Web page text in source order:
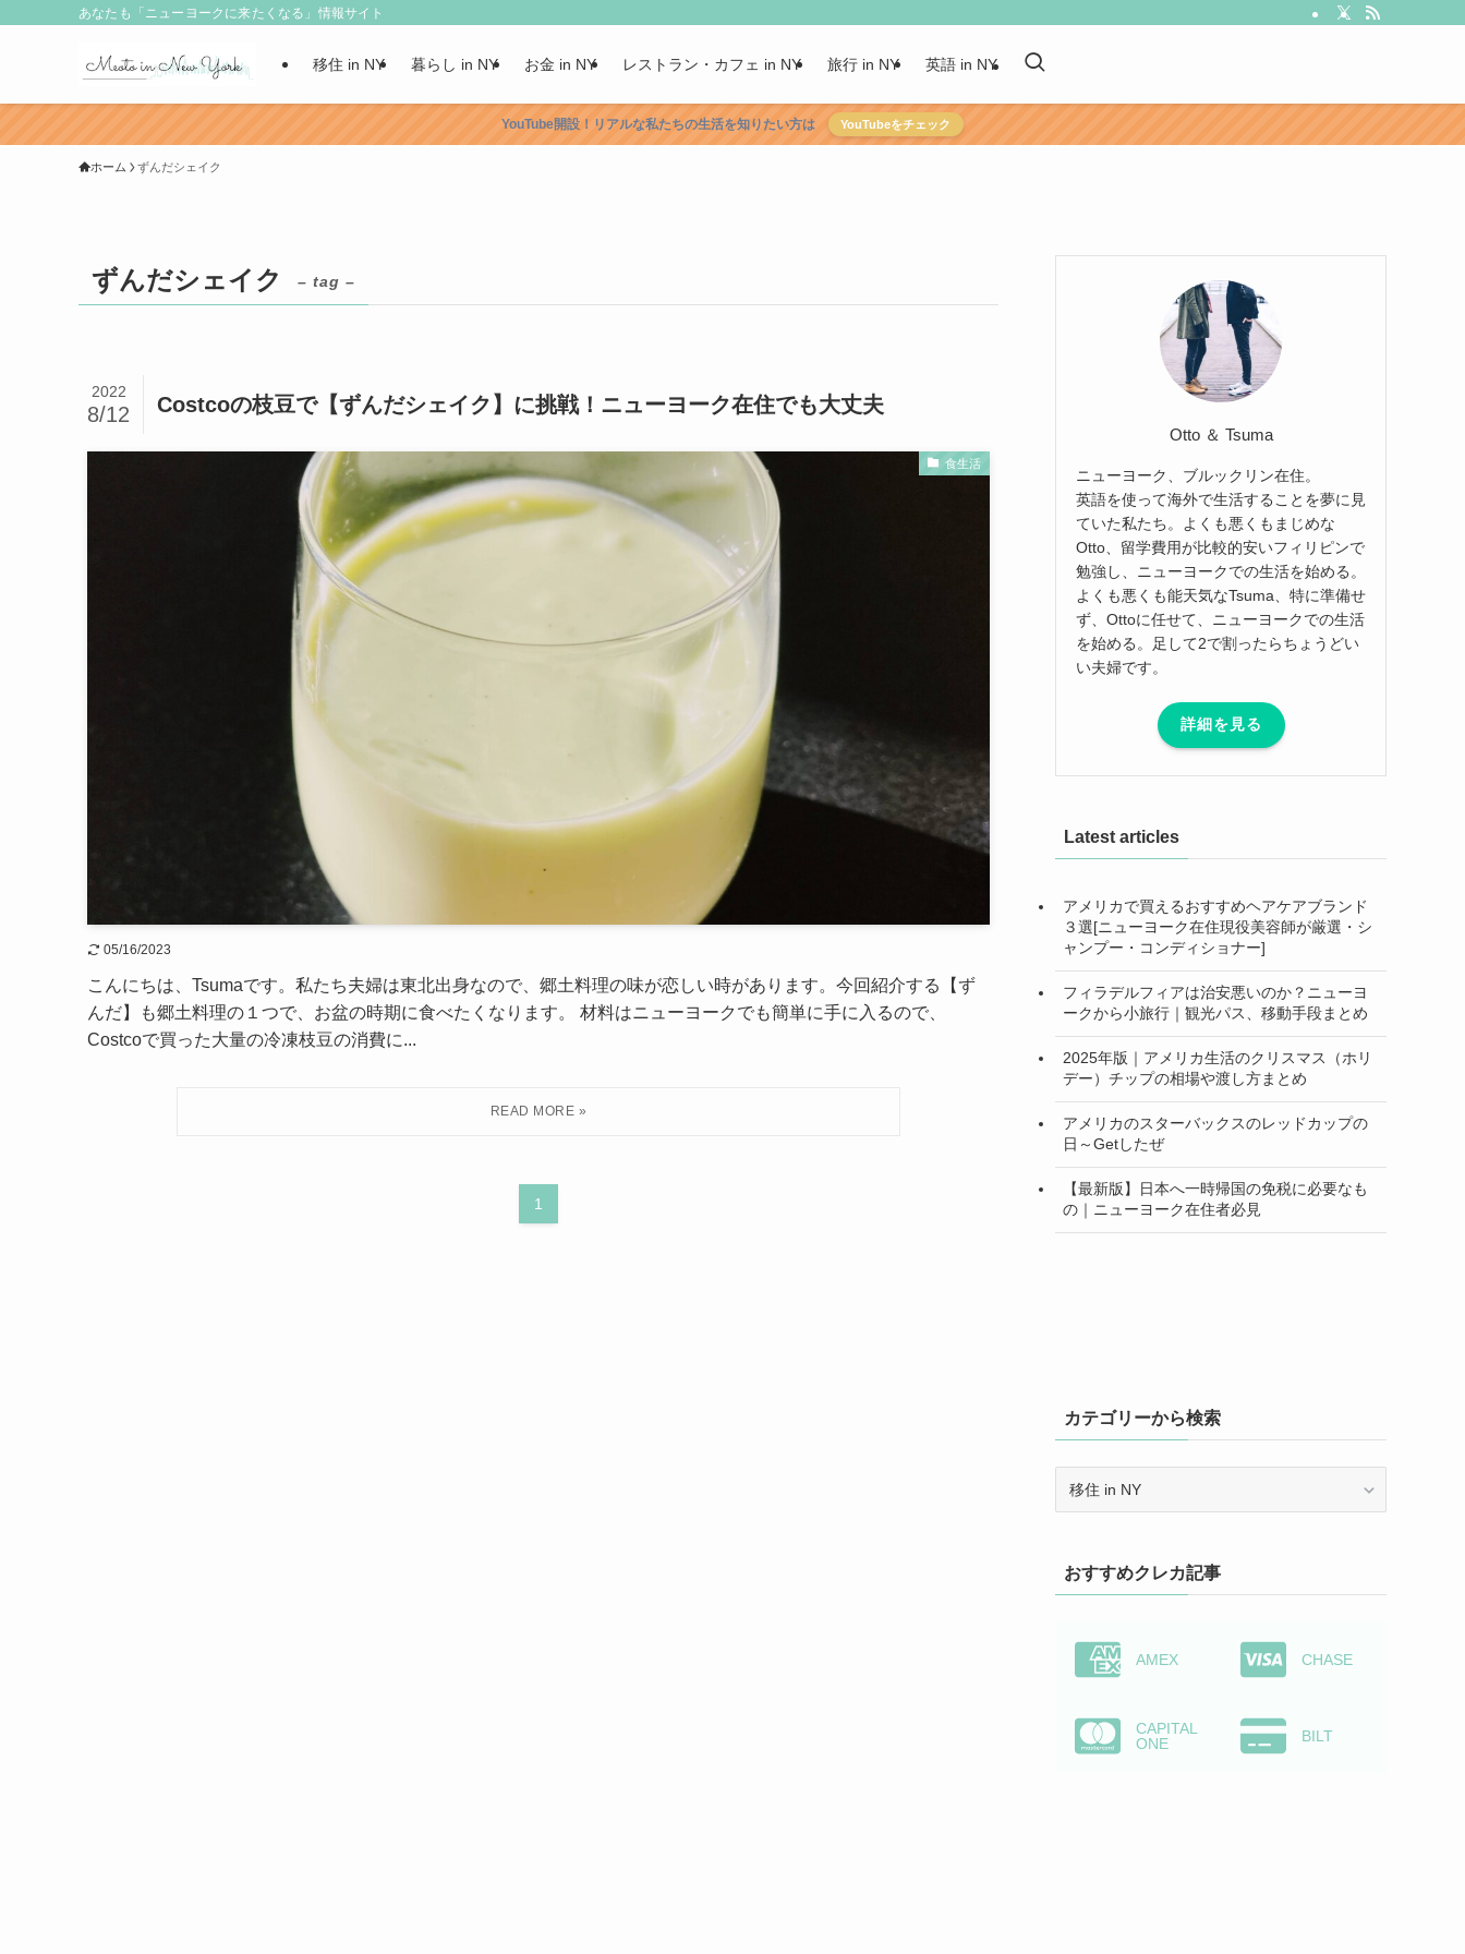
あなたも「ニューヨークに来たくなる」情報サイト
移住 in NY 暮らし in NY お金 in NY レストラン・カフェ in NY 旅行 in NY 英語 in NY
YouTube開設！リアルな私たちの生活を知りたい方は YouTubeをチェック
ホーム ずんだシェイク
ずんだシェイク – tag –
Costcoの枝豆で【ずんだシェイク】に挑戦！ニューヨーク在住でも大丈夫
2022
8/12
食生活
05/16/2023
こんにちは、Tsumaです。私たち夫婦は東北出身なので、郷土料理の味が恋しい時があります。今回紹介する【ず
んだ】も郷土料理の１つで、お盆の時期に食べたくなります。 材料はニューヨークでも簡単に手に入るので、
Costcoで買った大量の冷凍枝豆の消費に...
1
Otto ＆ Tsuma
ニューヨーク、ブルックリン在住。
英語を使って海外で生活することを夢に見
ていた私たち。よくも悪くもまじめな
Otto、留学費用が比較的安いフィリピンで
勉強し、ニューヨークでの生活を始める。
よくも悪くも能天気なTsuma、特に準備せ
ず、Ottoに任せて、ニューヨークでの生活
を始める。足して2で割ったらちょうどい
い夫婦です。
詳細を見る
Latest articles
アメリカで買えるおすすめヘアケアブランド
３選[ニューヨーク在住現役美容師が厳選・シ
ャンプー・コンディショナー]
フィラデルフィアは治安悪いのか？ニューヨ
ークから小旅行｜観光パス、移動手段まとめ
2025年版｜アメリカ生活のクリスマス（ホリ
デー）チップの相場や渡し方まとめ
アメリカのスターバックスのレッドカップの
日～Getしたぜ
【最新版】日本へ一時帰国の免税に必要なも
の｜ニューヨーク在住者必見
カテゴリーから検索
ー
か
おすすめクレカ記事
AMEX CHASE
CAPITAL
ONE
BILT